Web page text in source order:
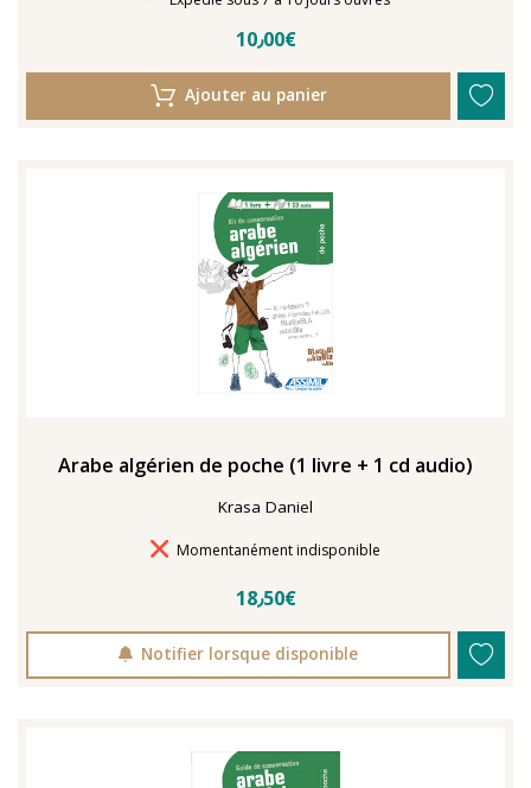
10٫00€
Ajouter au panier
Arabe algérien de poche (1 livre + 1 cd audio)
Krasa Daniel
Délais de livraison
Momentanément indisponible
18٫50€
Notifier lorsque disponible